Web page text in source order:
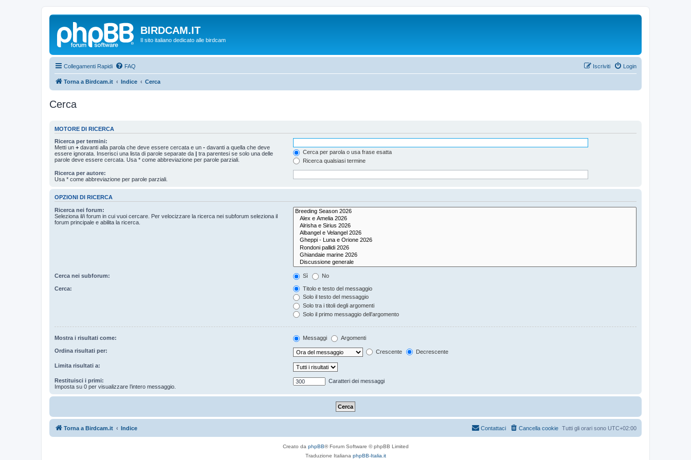
BIRDCAM.IT
Il sito italiano dedicato alle birdcam
Collegamenti Rapidi FAQ Login
Iscriviti
Torna a Birdcam.it Indice Cerca
Cerca
MOTORE DI RICERCA
Ricerca per termini:
Metti un + davanti alla parola che deve essere cercata e un - davanti a quella che deve
essere ignorata. Inserisci una lista di parole separate da | tra parentesi se solo una delle
parole deve essere cercata. Usa * come abbreviazione per parole parziali.
Cerca per parola o usa frase esatta
Ricerca qualsiasi termine
Ricerca per autore:
Usa * come abbreviazione per parole parziali.
OPZIONI DI RICERCA
Ricerca nei forum:
Seleziona il/i forum in cui vuoi cercare. Per velocizzare la ricerca nei subforum seleziona il
forum principale e abilita la ricerca.
Cerca nei subforum: Sì No
Cerca:
Titolo e testo del messaggio
Solo il testo del messaggio
Solo tra i titoli degli argomenti
Solo il primo messaggio dell’argomento
Mostra i risultati come: Messaggi Argomenti
Ordina risultati per: Crescente Decrescente
Limita risultati a:
Restituisci i primi:
Imposta su 0 per visualizzare l’intero messaggio.
Caratteri dei messaggi
Torna a Birdcam.it Indice Tutti gli orari sono UTC+02:00
Cancella cookie
Contattaci
Creato da phpBB® Forum Software © phpBB Limited
Traduzione Italiana phpBB-Italia.it